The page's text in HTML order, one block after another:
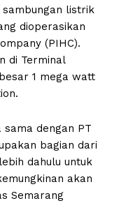
listrik
dioperasikan
(PIHC).
di Terminal
1 mega watt
sama dengan PT
bagian dari
dahulu untuk
akan
Semarang